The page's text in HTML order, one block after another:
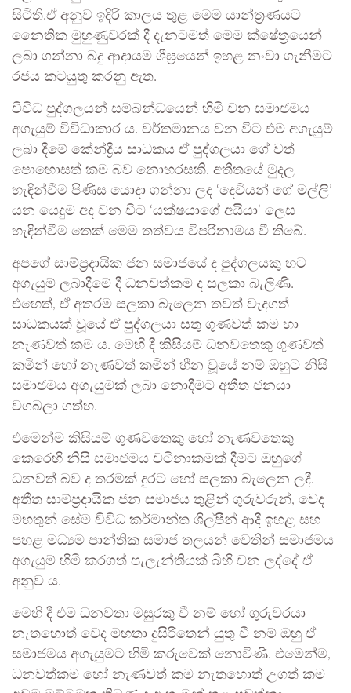
සිටිති.ඒ අනුව ඉදිරි කාලය තුළ මෙම යාන්ත්‍රණයට
නෛතික මුහුණුවරක් දී දැනටමත් මෙම ක්ෂේත්‍රයෙන්
ලබා ගන්නා බදු ආදායම ශීඝ්‍රයෙන් ඉහළ නංවා ගැනීමට
රජය කටයුතු කරනු ඇත.
විවිධ පුද්ගලයන් සම්බන්ධයෙන් හිමි වන සමාජමය
අගැයුම් විවිධාකාර ය. වර්තමානය වන විට එම අගැයුම්
ලබා දීමේ කේන්ද්‍රීය සාධකය ඒ පුද්ගලයා ගේ වත්
පොහොසත් කම බව නොහරසකි. අතීතයේ මුදල
හැඳින්වීම පිණිස යොදා ගන්නා ලද ‘දෙවියන් ගේ මල්ලි’
යන යෙදුම අද වන විට ‘යක්ෂයාගේ අයියා’ ලෙස
හැඳින්වීම තෙක් මෙම තත්වය විපරිනාමය වී තිබේ.
අපගේ සාම්ප්‍රදායික ජන සමාජයේ ද පුද්ගලයකු හට
අගැයුම් ලබාදීමේ දී ධනවත්කම ද සලකා බැලිණි.
එහෙත්, ඒ අතරම සලකා බැලෙන තවත් වැදගත්
සාධකයක් වූයේ ඒ පුද්ගලයා සතු ගුණවත් කම හා
නැණවත් කම ය. මෙහි දී කිසියම් ධනවතෙකු ගුණවත්
කමින් හෝ නැණවත් කමින් හීන වූයේ නම් ඔහුට නිසි
සමාජමය අගැයුමක් ලබා නොදීමට අතීත ජනයා
වගබලා ගත්හ.
එමෙන්ම කිසියම් ගුණවතෙකු හෝ නැණවතෙකු
කෙරෙහි නිසි සමාජමය වටිනාකමක් දීමට ඔහුගේ
ධනවත් බව ද තරමක් දුරට හෝ සලකා බැලෙන ලදී.
අතීත සාම්ප්‍රදායික ජන සමාජය තුළින් ගුරුවරුන්, වෙද
මහතුන් සේම විවිධ කර්මාන්ත ශිල්පීන් ආදී ඉහළ සහ
පහළ මධ්‍යම පාන්තික සමාජ තලයන් වෙතින් සමාජමය
අගැයුම් හිමි කරගත් පැලැන්තියක් බිහි වන ලද්දේ ඒ
අනුව ය.
මෙහි දී එම ධනවතා මසුරකු වී නම් හෝ ගුරුවරයා
නැතහොත් වෙද මහතා දුසිරිතෙන් යුතු වී නම් ඔහු ඒ
සමාජමය අගැයුමට හිමි කරුවෙක් නොවිණි. එමෙන්ම,
ධනවත්කම හෝ නැණවත් කම නැතහොත් උගත් කම